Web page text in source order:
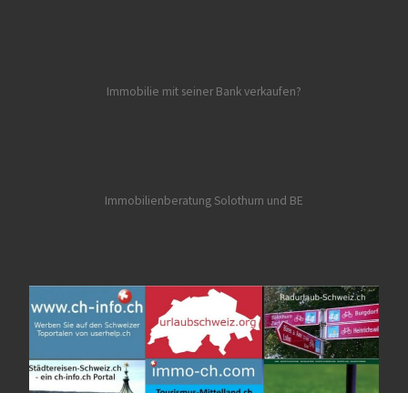
Immobilie mit seiner Bank verkaufen?
Immobilienberatung Solothurn und BE